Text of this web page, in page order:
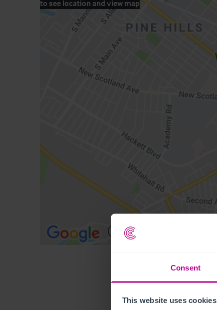
Consent
This website uses cookies
to see location and view map